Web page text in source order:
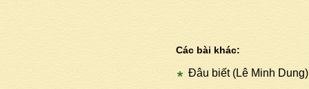
Các bài khác:
Đâu biết (Lê Minh Dung)